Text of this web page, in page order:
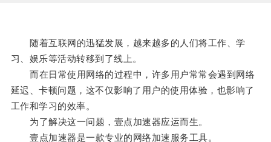
随着互联网的迅猛发展，越来越多的人们将工作、学
习、娱乐等活动转移到了线上。
而在日常使用网络的过程中，许多用户常常会遇到网络
延迟、卡顿问题，这不仅影响了用户的使用体验，也影响了
工作和学习的效率。
为了解决这一问题，壹点加速器应运而生。
壹点加速器是一款专业的网络加速服务工具。